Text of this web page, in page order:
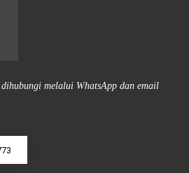
melalui WhatsApp dan email